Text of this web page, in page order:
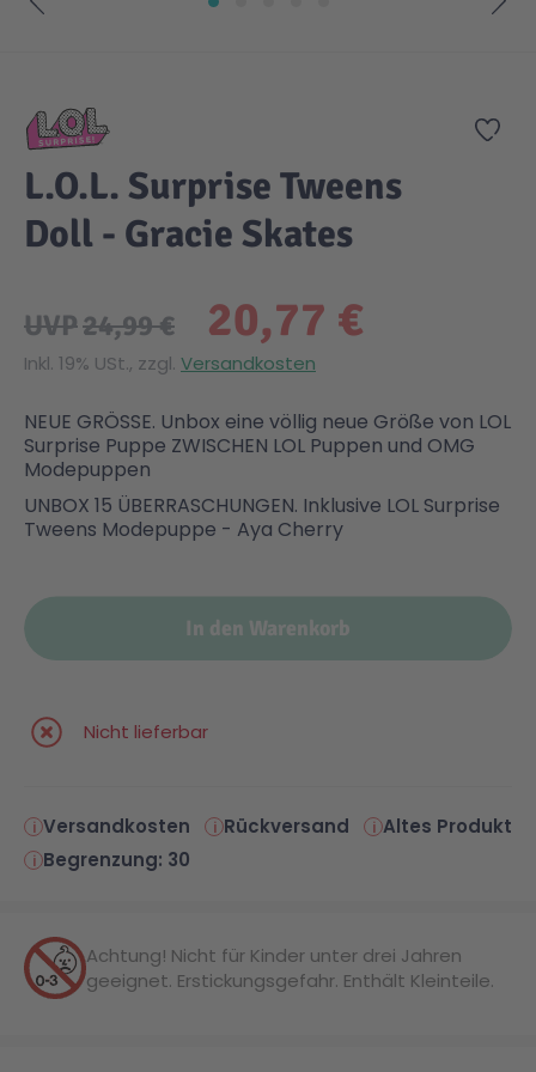
Sicherheit
Krimi / Thriller
Liebesromane
Zeit & Reise
Kuscheltiere
Puppen & Puppenzubehör
Holzspielwaren
Elektronische Spielwaren
Kreativ
Malen & Zeichnen
DC Comics™ Super Heroes
Disney
Friends
Jurassic World™
Harry Potter™
Marvel™ Super Heroes
Minecraft™
Minifiguren
NINJAGO®
Star Wars™
Country
Fairies
Figures
Fun Stars
Heroes
Knights
NOVELMORE
Sports Action
VW
Aktion
Zur
L.O.L. Surprise Tweens
Doll - Gracie Skates
20,77 €
UVP24,99 €
Inkl. 19% USt., zzgl. Versandkosten
NEUE GRÖSSE. Unbox eine völlig neue Größe von LOL
Surprise Puppe ZWISCHEN LOL Puppen und OMG
Modepuppen
UNBOX 15 ÜBERRASCHUNGEN. Inklusive LOL Surprise
Tweens Modepuppe - Aya Cherry
In den Warenkorb
Nicht lieferbar
Versandkosten Rückversand
Altes Produkt
Begrenzung: 30
Achtung! Nicht für Kinder unter drei Jahren
geeignet. Erstickungsgefahr. Enthält Kleinteile.